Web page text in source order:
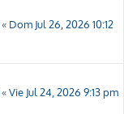
« Dom Jul 26, 2026 10:12
«Vie Jul 24, 2026 9:13 pm